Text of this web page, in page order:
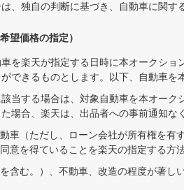
、独自の判断に基づき、自動車に関す
望価格の指定）
を楽天が指定する日時に本オークシ
できるものとします。以下、自動車を
当する場合は、対象自動車を本オー
場合、楽天は、出品者への事前通知な
車（ただし、ローン会社が所有権を
意を得ていることを楽天の指定する方
含む。）、不動車、改造の程度が著